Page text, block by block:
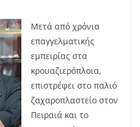
Μετά από χρόνια
επαγγελματικής
εμπειρίας στα
κρουαζιερόπλοια,
επιστρέφει στο παλιό
ζαχαροπλαστείο στον
Πειραιά και το